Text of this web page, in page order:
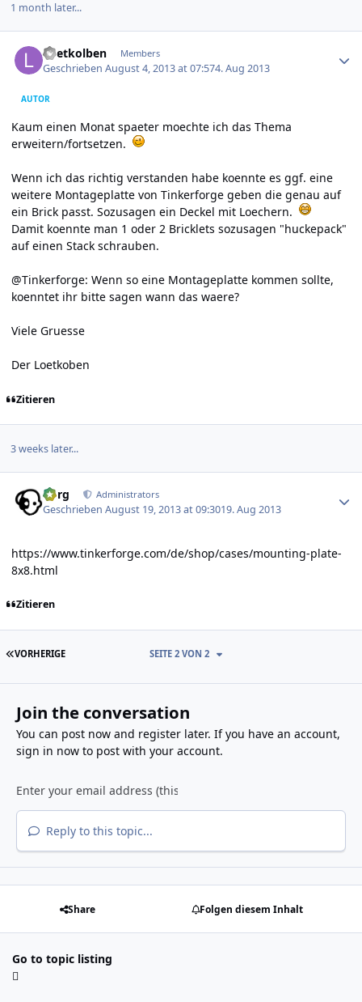
1 month later...
Loetkolben Members
GeschriebenAugust 4, 2013 at 07:574. Aug 2013
AUTOR
Kaum einen Monat spaeter moechte ich das Thema
erweitern/fortsetzen.
Wenn ich das richtig verstanden habe koennte es ggf. eine
weitere Montageplatte von Tinkerforge geben die genau auf
ein Brick passt. Sozusagen ein Deckel mit Loechern.
Damit koennte man 1 oder 2 Bricklets sozusagen "huckepack"
auf einen Stack schrauben.
@Tinkerforge: Wenn so eine Montageplatte kommen sollte,
koenntet ihr bitte sagen wann das waere?
Viele Gruesse
Der Loetkoben
Zitieren
3 weeks later...
borg Administrators
GeschriebenAugust 19, 2013 at 09:3019. Aug 2013
https://www.tinkerforge.com/de/shop/cases/mounting-plate-
8x8.html
Zitieren
ERSTE SEITE
VORHERIGE SEITE 2 VON 2
Join the conversation
You can post now and register later. If you have an account,
sign in nowto post with your account.
Reply to this topic...
Share Folgen diesem Inhalt
Go to topic listing